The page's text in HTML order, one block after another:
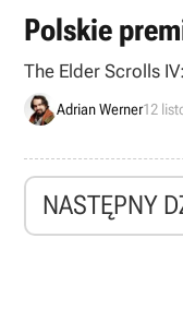
Polskie
The Elder Scrolls
Adrian Werner12
NASTĘPNY